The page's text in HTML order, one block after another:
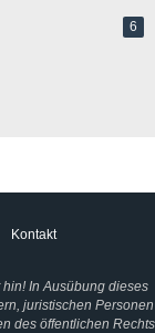
6
Kontakt
In Ausübung dieses
juristischen Personen
des öffentlichen Rechts